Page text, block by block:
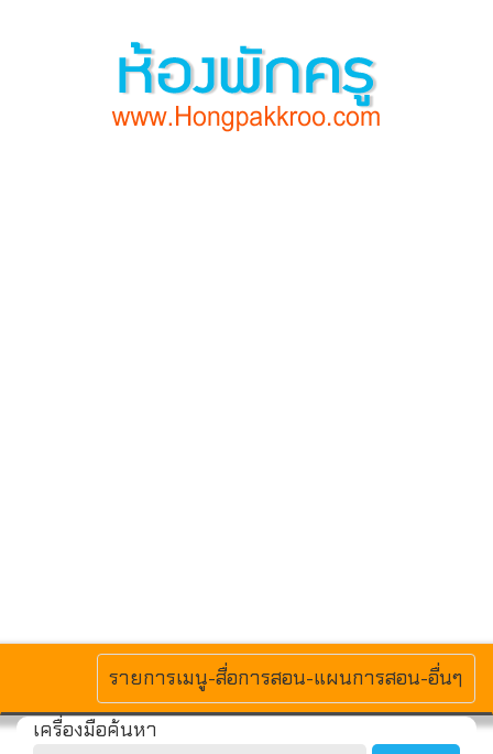
MENU
รายการเมนู-สื่อการสอน-แผนการสอน-อื่นๆ
เครื่องมือค้นหา